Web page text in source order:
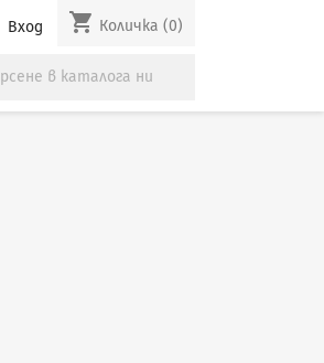
Вход shopping_cart Количка (0)